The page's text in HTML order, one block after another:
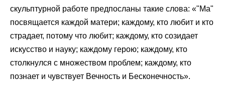
скульптурной работе предпосланы такие слова: «"Ма"
посвящается каждой матери; каждому, кто любит и кто
страдает, потому что любит; каждому, кто созидает
искусство и науку; каждому герою; каждому, кто
столкнулся с множеством проблем; каждому, кто
познает и чувствует Вечность и Бесконечность».